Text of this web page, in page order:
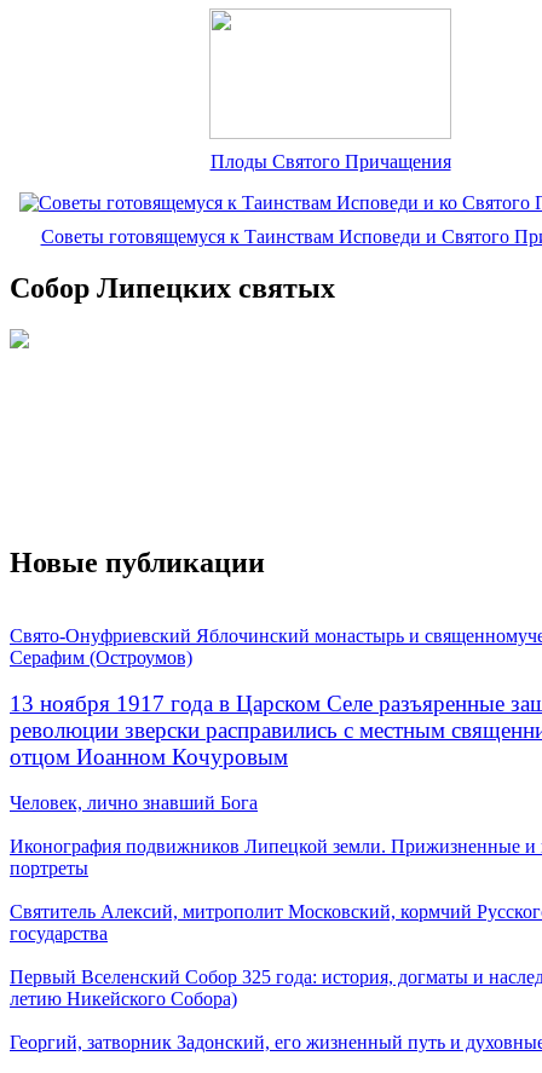
Плоды Святого Причащения
Советы готовящемуся к Таинствам Исповеди и Святого
Собор Липецких святых
Новые публикации
Свято-Онуфриевский Яблочинский монастырь и
Серафим (Остроумов)
13 ноября 1917 года в Царском Селе разъяренные
революции зверски расправились с местным
отцом Иоанном Кочуровым
Человек, лично знавший Бога
Иконография подвижников Липецкой земли. Прижизненные и
портреты
Святитель Алексий, митрополит Московский, кормчий
государства
Первый Вселенский Собор 325 года: история, догматы и
летию Никейского Собора)
Георгий, затворник Задонский, его жизненный путь и